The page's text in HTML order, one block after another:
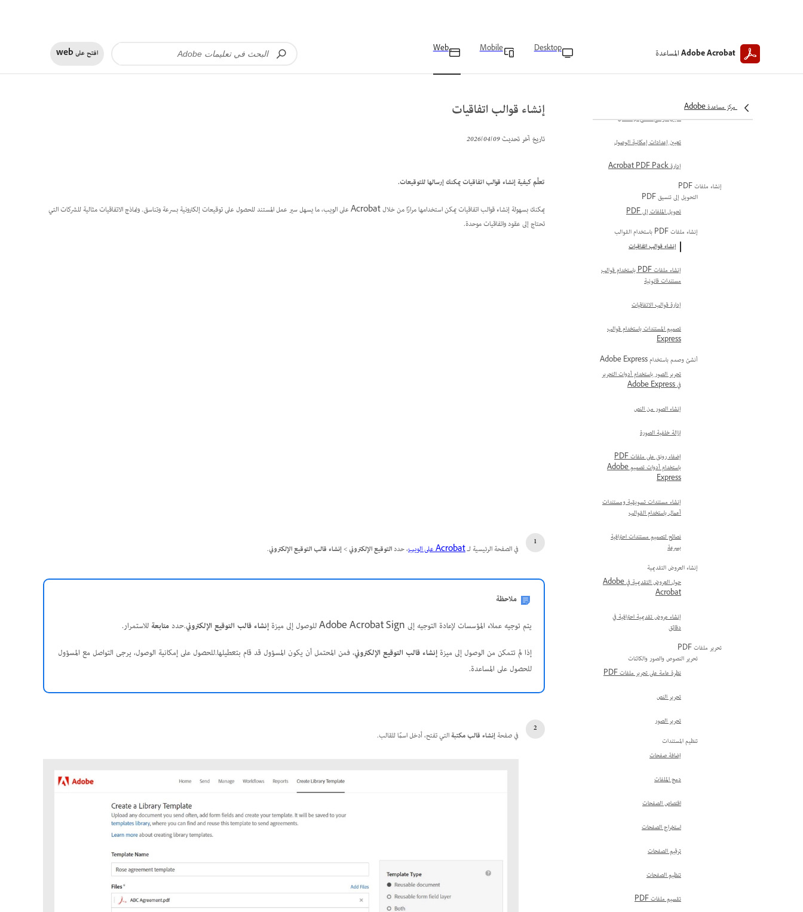
Adobe Acrobat المساعدة Desktop
Mobile
Web افتح علىweb
مركز مساعدة Adobe
الويب
التنقل باستخدام لوحة المفاتيح
التفضيلات والإعدادات
تعيين الوضع الفاتح أو الداكن
تعيين إعدادات إمكانية الوصول
إدارة Acrobat PDF Pack
إنشاء ملفات PDF
التحويل إلى تنسيق PDF
تحويل الملفات إلى PDF
إنشاء ملفات PDF باستخدام القوالب
إنشاء قوالب اتفاقيات
إنشاء ملفات PDF باستخدام قوالب
مستندات قانونية
إدارة قوالب الاتفاقيات
تصميم المستندات باستخدام قوالب
Express
أنشئ وصمم باستخدام Adobe Express
تحرير الصور باستخدام أدوات التحرير
في Adobe Express
إنشاء الصور من النص
إزالة خلفية الصورة
إضفاء رونق على ملفات PDF
باستخدام أدوات تصميم Adobe
Express
إنشاء مستندات تسويقية ومستندات
أعمال باستخدام القوالب
نصائح لتصميم مستندات احترافية
بسرعة
إنشاء العروض التقديمية
حول العروض التقديمية في Adobe
Acrobat
إنشاء عروض تقديمية احترافية في
دقائق
تحرير ملفات PDF
تحرير النصوص والصور والكائنات
نظرة عامة على تحرير ملفات PDF
تحرير النص
تحرير الصور
تنظيم المستندات
إضافة صفحات
دمج الملفات
اقتصاص الصفحات
استخراج الصفحات
ترقيم الصفحات
تنظيم الصفحات
تقسيم ملفات PDF
إنشاء قوالب اتفاقيات
تاريخ آخر تحديث09‏/04‏/2026
تعلَّم كيفية إنشاء قوالب اتفاقيات يمكنك إرسالها للتوقيعات.
يمكنك بسهولة إنشاء قوالب اتفاقيات يمكن استخدامها مرارًا من خلال Acrobat على الويب، ما يسهل سير عمل المستند للحصول على توقيعات إلكترونية بسرعة وتناسق. ونماذج الاتفاقيات مثالية للشركات التي
تحتاج إلى عقود واتفاقيات موحدة.
في الصفحة الرئيسية لـAcrobat على الويب ، حددالتوقيع الإلكتروني>إنشاء قالب التوقيع الإلكتروني.
ملاحظة
يتم توجيه عملاء المؤسسات لإعادة التوجيه إلى Adobe Acrobat Sign للوصول إلى ميزة
إنشاء قالب التوقيع الإلكتروني.حددمتابعةللاستمرار.
إذا لم تتمكن من الوصول إلى ميزةإنشاء قالب التوقيع الإلكتروني، فمن المحتمل أن يكون المسؤول قد قام بتعطيلها.للحصول على إمكانية الوصول، يرجى التواصل مع المسؤول
للحصول على المساعدة.
في صفحةإنشاء قالب مكتبةالتي تفتح، أدخل اسمًا للقالب.